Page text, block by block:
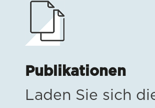
Publikationen
Laden Sie sich